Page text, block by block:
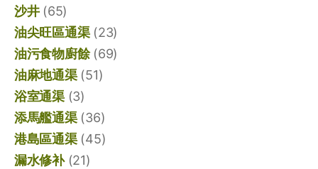
沙井(65)
油尖旺區通渠(23)
油污食物廚餘(69)
油麻地通渠(51)
浴室通渠(3)
添馬艦通渠(36)
港島區通渠(45)
漏水修补(21)